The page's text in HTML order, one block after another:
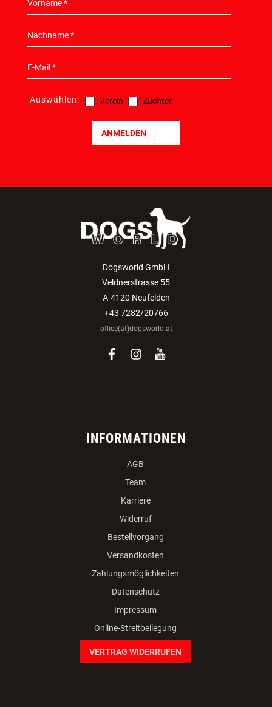
Auswählen: Verein Züchter
ANMELDEN
Dogsworld GmbH
Veldnerstrasse 55
A-4120 Neufelden
+43 7282/20766
office(at)dogsworld.at
facebook
instagram
youtube
INFORMATIONEN
AGB
Team
Karriere
Widerruf
Bestellvorgang
Versandkosten
Zahlungsmöglichkeiten
Datenschutz
Impressum
Online-Streitbeilegung
VERTRAG WIDERRUFEN